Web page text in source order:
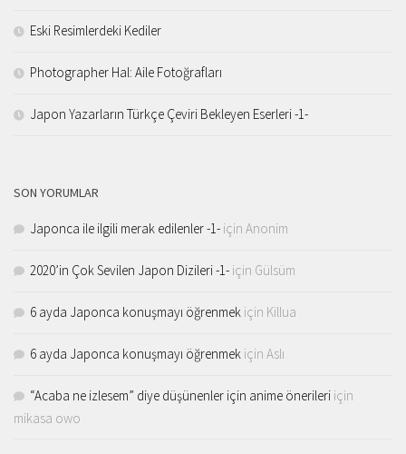
Eski Resimlerdeki Kediler
Photographer Hal: Aile Fotoğrafları
Japon Yazarların Türkçe Çeviri Bekleyen Eserleri -1-
SON YORUMLAR
Japonca ile ilgili merak edilenler -1- için Anonim
2020’in Çok Sevilen Japon Dizileri -1- için Gülsüm
6 ayda Japonca konuşmayı öğrenmek için Killua
6 ayda Japonca konuşmayı öğrenmek için Aslı
“Acaba ne izlesem” diye düşünenler için anime önerileri için
mikasa owo